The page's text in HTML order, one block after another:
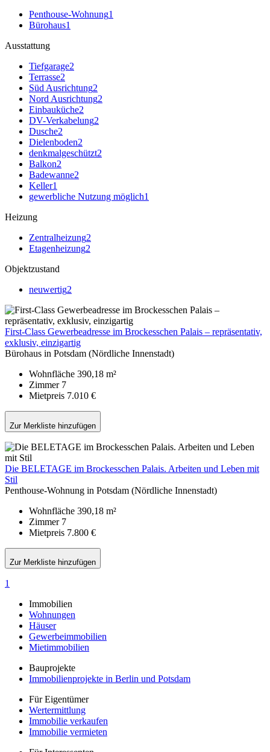
Penthouse-Wohnung1
Bürohaus1
Ausstattung
Tiefgarage2
Terrasse2
Süd Ausrichtung2
Nord Ausrichtung2
Einbauküche2
DV-Verkabelung2
Dusche2
Dielenboden2
denkmalgeschützt2
Balkon2
Badewanne2
Keller1
gewerbliche Nutzung möglich1
Heizung
Zentralheizung2
Etagenheizung2
Objektzustand
neuwertig2
First-Class Gewerbeadresse im Brockesschen Palais – repräsentativ,
exklusiv, einzigartig
Bürohaus in Potsdam (Nördliche Innenstadt)
Wohnfläche 390,18 m²
Zimmer 7
Mietpreis 7.010 €
Zur Merkliste hinzufügen
Die BELETAGE im Brockesschen Palais. Arbeiten und Leben mit
Stil
Penthouse-Wohnung in Potsdam (Nördliche Innenstadt)
Wohnfläche 390,18 m²
Zimmer 7
Mietpreis 7.800 €
Zur Merkliste hinzufügen
1
Immobilien
Wohnungen
Häuser
Gewerbeimmobilien
Mietimmobilien
Bauprojekte
Immobilienprojekte in Berlin und Potsdam
Für Eigentümer
Wertermittlung
Immobilie verkaufen
Immobilie vermieten